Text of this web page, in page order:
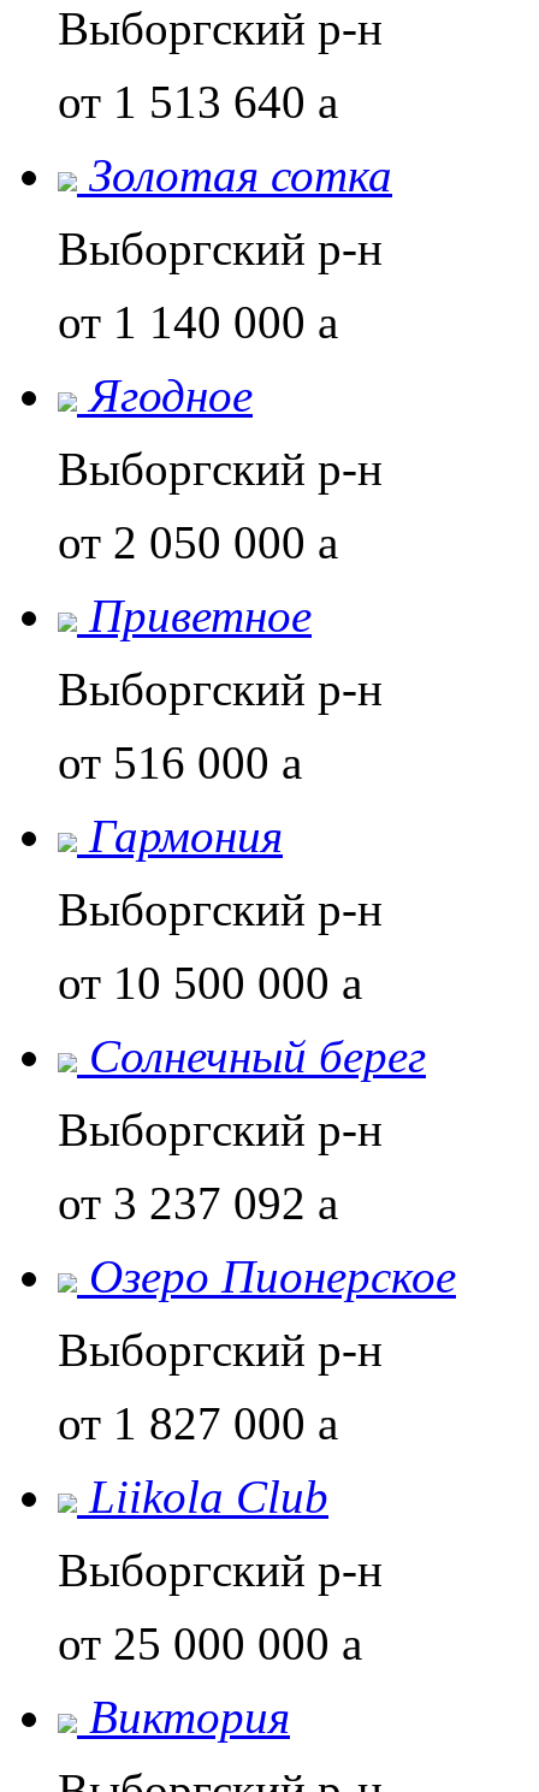
Выборгский р-н
от 1 513 640 a
Золотая сотка
Выборгский р-н
от 1 140 000 a
Ягодное
Выборгский р-н
от 2 050 000 a
Приветное
Выборгский р-н
от 516 000 a
Гармония
Выборгский р-н
от 10 500 000 a
Солнечный берег
Выборгский р-н
от 3 237 092 a
Озеро Пионерское
Выборгский р-н
от 1 827 000 a
Liikola Club
Выборгский р-н
от 25 000 000 a
Виктория